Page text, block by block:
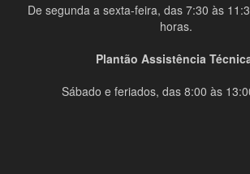
De segunda a sexta-feira, das 7:30 às
horas.
Plantão Assistência
Sábado e feriados, das 8:00 às